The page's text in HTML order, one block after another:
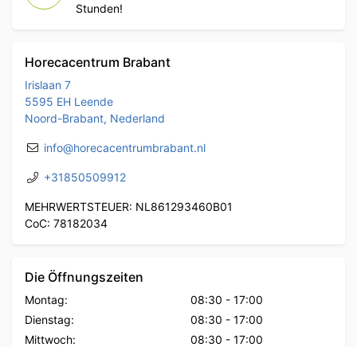
Stunden!
Horecacentrum Brabant
Irislaan 7
5595 EH Leende
Noord-Brabant, Nederland
info@horecacentrumbrabant.nl
+31850509912
MEHRWERTSTEUER: NL861293460B01
CoC: 78182034
Die Öffnungszeiten
Montag: 08:30 - 17:00
Dienstag:
08:30 - 17:00
Mittwoch:
08:30 - 17:00